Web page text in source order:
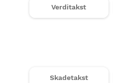
Verditakst
Skadetakst